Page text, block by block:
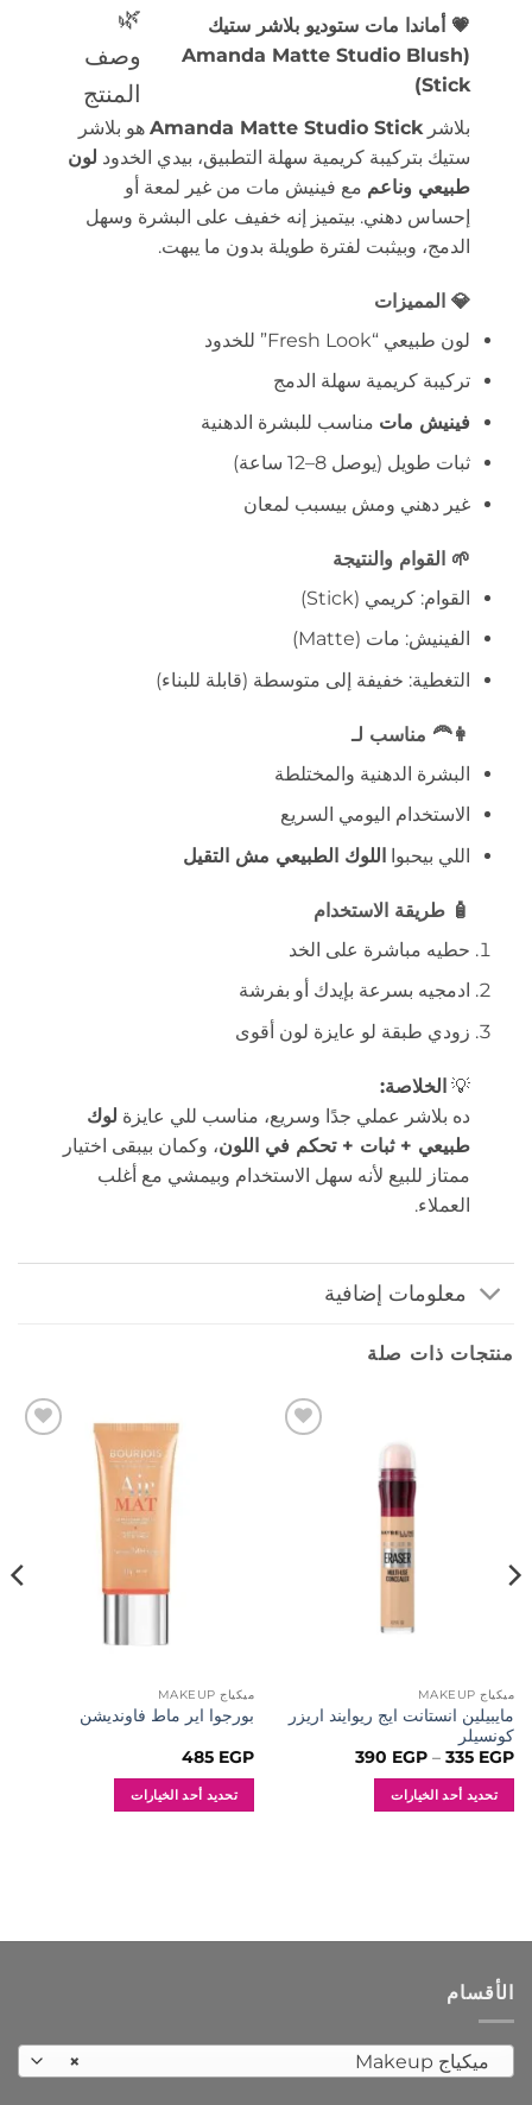
💗 أماندا مات ستوديو بلاشر ستيك
(Amanda Matte Studio Blush
Stick)
🌿
وصف
المنتج
بلاشر Amanda Matte Studio Stickهو بلاشر
ستيك بتركيبة كريمية سهلة التطبيق، بيدي الخدود لون
طبيعي وناعم مع فينيش مات من غير لمعة أو
إحساس دهني. بيتميز إنه خفيف على البشرة وسهل
الدمج، وبيثبت لفترة طويلة بدون ما يبهت.
💎 المميزات
لون طبيعي “Fresh Look” للخدود
تركيبة كريمية سهلة الدمج
فينيش مات مناسب للبشرة الدهنية
ثبات طويل (يوصل 8–12 ساعة)
غير دهني ومش بيسبب لمعان
🌱 القوام والنتيجة
القوام: كريمي (Stick)
الفينيش: مات (Matte)
التغطية: خفيفة إلى متوسطة (قابلة للبناء)
👩‍🦰 مناسب لـ
البشرة الدهنية والمختلطة
الاستخدام اليومي السريع
اللي بيحبوا اللوك الطبيعي مش التقيل
🧴 طريقة الاستخدام
حطيه مباشرة على الخد
ادمجيه بسرعة بإيدك أو بفرشة
زودي طبقة لو عايزة لون أقوى
💡 الخلاصة:
ده بلاشر عملي جدًا وسريع، مناسب للي عايزة لوك
طبيعي + ثبات + تحكم في اللون، وكمان بيبقى اختيار
ممتاز للبيع لأنه سهل الاستخدام وبيمشي مع أغلب
العملاء.
معلومات إضافية
منتجات ذات صلة
ميكياج MAKEUP
مايبيلين انستانت ايج ريوايند اريزر
كونسيلر
335 EGP
–
390 EGP
نطاق
تحديد أحد الخيارات
لهذا
يمكن
اختيار
الخيارات
على
ميكياج MAKEUP
بورجوا اير ماط فاونديشن
485 EGP
تحديد أحد الخيارات
لهذا
الخيارات
الأقسام
× ميكياج Makeup